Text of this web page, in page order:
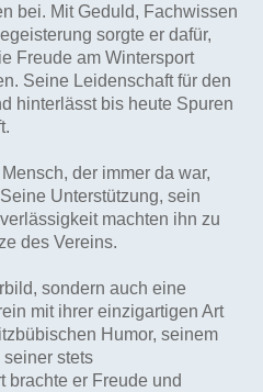
bei. Mit Geduld, Fachwissen
sorgte er dafür,
Freude am Wintersport
Seine Leidenschaft für den
hinterlässt bis heute Spuren
der immer da war,
Unterstützung, sein
machten ihn zu
des Vereins.
sondern auch eine
mit ihrer einzigartigen Art
Humor, seinem
stets
brachte er Freude und